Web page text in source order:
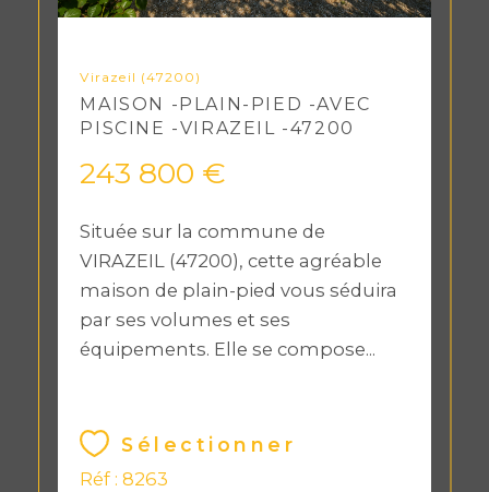
Virazeil (47200)
MAISON -PLAIN-PIED -AVEC
PISCINE -VIRAZEIL -47200
243 800 €
Située sur la commune de
VIRAZEIL (47200), cette agréable
maison de plain-pied vous séduira
par ses volumes et ses
équipements. Elle se compose...
Sélectionner
Réf : 8263